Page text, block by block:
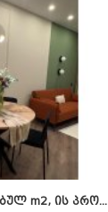
m2, ის პრო...